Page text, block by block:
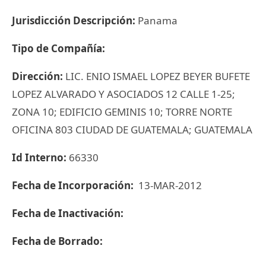
Jurisdicción Descripción: Panama
Tipo de Compañía:
Dirección: LIC. ENIO ISMAEL LOPEZ BEYER BUFETE
LOPEZ ALVARADO Y ASOCIADOS 12 CALLE 1-25;
ZONA 10; EDIFICIO GEMINIS 10; TORRE NORTE
OFICINA 803 CIUDAD DE GUATEMALA; GUATEMALA
Id Interno: 66330
Fecha de Incorporación: 13-MAR-2012
Fecha de Inactivación:
Fecha de Borrado: